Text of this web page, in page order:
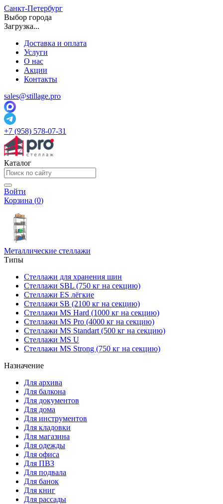
Санкт-Петербург
Выбор города
Загрузка...
Доставка и оплата
Услуги
О нас
Акции
Контакты
sales@stillage.pro
+7 (958) 578-07-31
Каталог
Войти
Корзина (0)
Металлические стеллажи
Типы
Стеллажи для хранения шин
Стеллажи SBL (750 кг на секцию)
Стеллажи ES лёгкие
Стеллажи SB (2100 кг на секцию)
Стеллажи MS Hard (1000 кг на секцию)
Стеллажи MS Pro (4000 кг на секцию)
Стеллажи MS Standart (500 кг на секцию)
Стеллажи MS U
Стеллажи MS Strong (750 кг на секцию)
Назначение
Для архива
Для балкона
Для документов
Для дома
Для инструментов
Для кладовки
Для магазина
Для одежды
Для офиса
Для ПВЗ
Для подвала
Для банок
Для книг
Для рассады